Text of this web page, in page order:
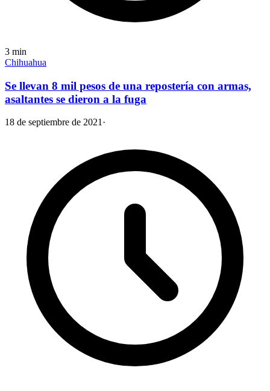
3 min
Chihuahua
Se llevan 8 mil pesos de una repostería con armas,
asaltantes se dieron a la fuga
18 de septiembre de 2021·